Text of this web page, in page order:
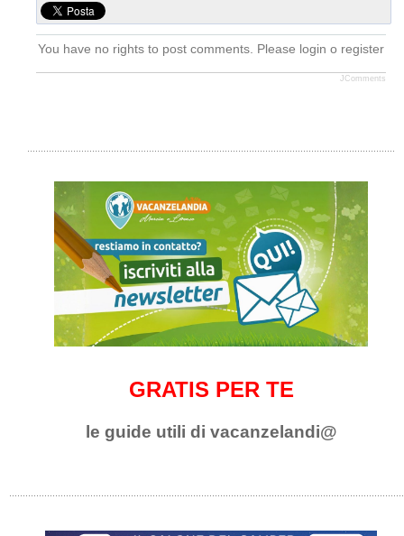
You have no rights to post comments. Please login o register
JComments
GRATIS PER TE
le guide utili di vacanzelandi@